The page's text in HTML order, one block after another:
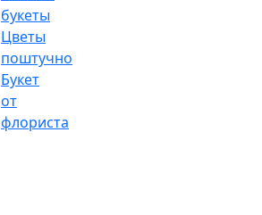
букеты
Цветы
поштучно
Букет
от
флориста